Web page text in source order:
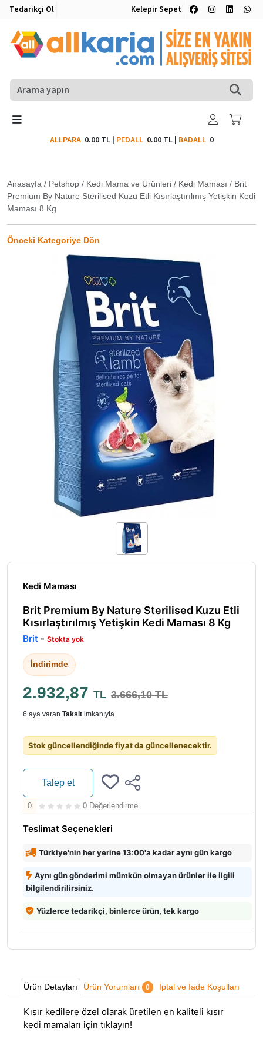
Tedarikçi Ol Kelepir Sepet
ALLPARA 0.00 TL| PEDALL 0.00 TL| BADALL0
Anasayfa / Petshop / Kedi Mama ve Ürünleri / Kedi Maması / Brit
Premium By Nature Sterilised Kuzu Etli Kısırlaştırılmış Yetişkin Kedi
Maması 8 Kg
Önceki Kategoriye Dön
Kedi Maması
Brit Premium By Nature Sterilised Kuzu Etli
Kısırlaştırılmış Yetişkin Kedi Maması 8 Kg
Brit - Stokta yok
İndirimde
2.932,87 TL 3.666,10 TL
6 aya varan Taksit imkanıyla
Stok güncellendiğinde fiyat da güncellenecektir.
Talep et
0 0 Değerlendirme
Teslimat Seçenekleri
Türkiye'nin her yerine 13:00'a kadar aynı gün kargo
Aynı gün gönderimi mümkün olmayan ürünler ile ilgili
bilgilendirilirsiniz.
Yüzlerce tedarikçi, binlerce ürün, tek kargo
Ürün Detayları Ürün Yorumları 0 İptal ve İade Koşulları
Kısır kedilere özel olarak üretilen en kaliteli kısır
kedi mamaları için tıklayın!